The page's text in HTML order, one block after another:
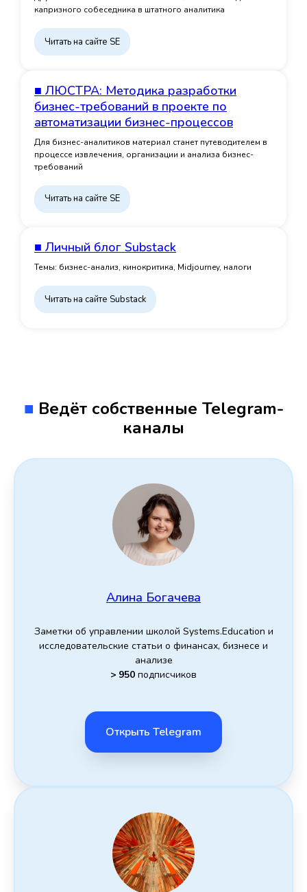
капризного собеседника в штатного аналитика
Читать на сайте SE
■ ЛЮСТРА: Методика разработки
бизнес-требований в проекте по
автоматизации бизнес-процессов
Для бизнес-аналитиков материал станет путеводителем в
процессе извлечения, организации и анализа бизнес-
требований
Читать на сайте SE
■ Личный блог Substack
Темы: бизнес-анализ, кинокритика, Midjourney, налоги
Читать на сайте Substack
■ Ведёт собственные Telegram-
каналы
Алина Богачева
Заметки об управлении школой Systems.Education и
исследовательские статьи о финансах, бизнесе и
анализе
> 950 подписчиков
Открыть Telegram